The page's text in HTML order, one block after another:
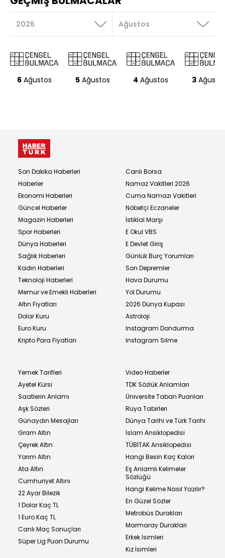
Yapılması
birimi
kavurma
Küçük para
Kısrak
sütünden
Yeşil ve pembe Kabe’deki
Bir medya aracı
Vasat
6Ağustos 5Ağustos 4 Ağustos 3
Son Dakika Haberleri
Haberler
Ekonomi Haberleri
Güncel Haberler
Magazin Haberleri
Spor Haberleri
Dünya Haberleri
Sağlık Haberleri
Kadın Haberleri
Teknoloji Haberleri
Memur ve Emekli Haberleri
Altın Fiyatları
Dolar Kuru
Euro Kuru
Kripto Para Fiyatları
Canlı Borsa
Namaz Vakitleri 2026
Cuma Namazı Vakitleri
Nöbetçi Eczaneler
İstiklal Marşı
E Okul VBS
E Devlet Giriş
Günlük Burç Yorumları
Son Depremler
Hava Durumu
Yol Durumu
2026 Dünya Kupası
Astroloji
Instagram Dondurma
Instagram Silme
Yemek Tarifleri
Ayetel Kürsi
Saatlerin Anlamı
Aşk Sözleri
Günaydın Mesajları
Gram Altın
Çeyrek Altın
Yarım Altın
Ata Altın
Cumhuriyet Altını
22 Ayar Bilezik
1 Dolar Kaç TL
1 Euro Kaç TL
Canlı Maç Sonuçları
Süper Lig Puan Durumu
Video Haberler
TDK Sözlük Anlamları
Üniversite Taban Puanları
Rüya Tabirleri
Dünya Tarihi ve Türk Tarihi
İslam Ansiklopedisi
TÜBİTAK Ansiklopedisi
Hangi Besin Kaç Kalori
Eş Anlamlı Kelimeler
Sözlüğü
Hangi Kelime Nasıl Yazılır?
En Güzel Sözler
Metrobüs Durakları
Marmaray Durakları
Erkek İsimleri
Kız İsimleri